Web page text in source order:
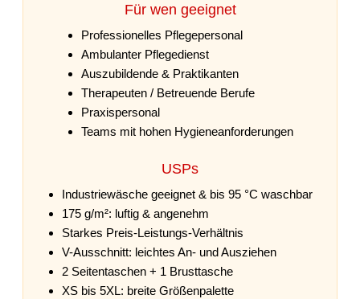
Für wen geeignet
Professionelles Pflegepersonal
Ambulanter Pflegedienst
Auszubildende & Praktikanten
Therapeuten / Betreuende Berufe
Praxispersonal
Teams mit hohen Hygieneanforderungen
USPs
Industriewäsche geeignet & bis 95 °C waschbar
175 g/m²: luftig & angenehm
Starkes Preis-Leistungs-Verhältnis
V-Ausschnitt: leichtes An- und Ausziehen
2 Seitentaschen + 1 Brusttasche
XS bis 5XL: breite Größenpalette